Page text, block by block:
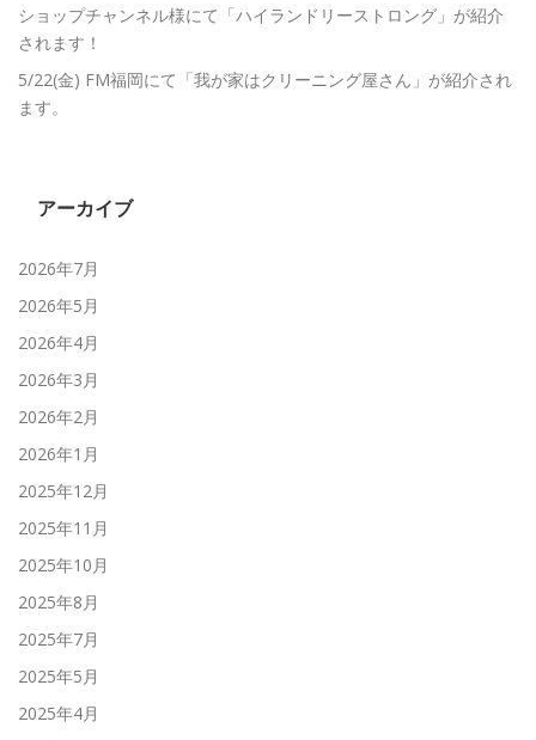
ショップチャンネル様にて「ハイランドリーストロング」が紹介
されます！
5/22(金) FM福岡にて「我が家はクリーニング屋さん」が紹介され
ます。
アーカイブ
2026年7月
2026年5月
2026年4月
2026年3月
2026年2月
2026年1月
2025年12月
2025年11月
2025年10月
2025年8月
2025年7月
2025年5月
2025年4月